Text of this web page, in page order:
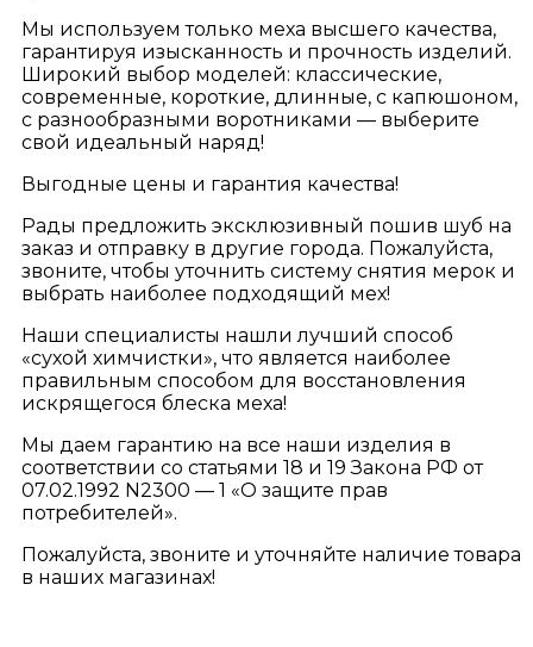
Мы используем только меха высшего качества,
гарантируя изысканность и прочность изделий.
Широкий выбор моделей: классические,
современные, короткие, длинные, с капюшоном,
с разнообразными воротниками — выберите
свой идеальный наряд!
Выгодные цены и гарантия качества!
Рады предложить эксклюзивный пошив шуб на
заказ и отправку в другие города. Пожалуйста,
звоните, чтобы уточнить систему снятия мерок и
выбрать наиболее подходящий мех!
Наши специалисты нашли лучший способ
«сухой химчистки», что является наиболее
правильным способом для восстановления
искрящегося блеска меха!
Мы даем гарантию на все наши изделия в
соответствии со статьями 18 и 19 Закона РФ от
07.02.1992 N2300 — 1 «О защите прав
потребителей».
Пожалуйста, звоните и уточняйте наличие товара
в наших магазинах!